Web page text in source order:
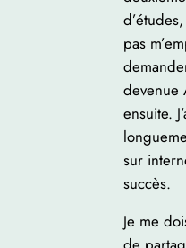
pas
devenue
ensuite.
sur
succès.
Je me